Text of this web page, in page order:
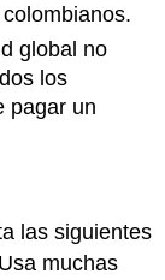
global no
los
pagar un
las siguientes
muchas